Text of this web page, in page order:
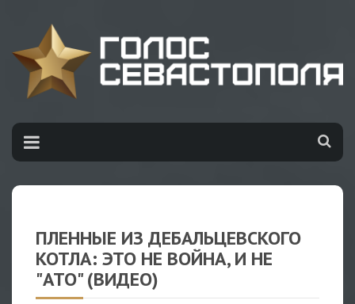
ПЛЕННЫЕ ИЗ ДЕБАЛЬЦЕВСКОГО
КОТЛА: ЭТО НЕ ВОЙНА, И НЕ
"АТО" (ВИДЕО)